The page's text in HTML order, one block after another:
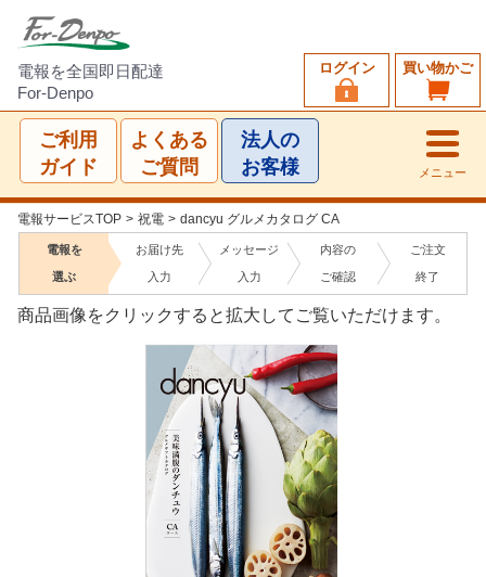
電報を全国即日配達
For-Denpo
買い物かご
ログイン
ご利用
ガイド
よくある
ご質問
法人の
お客様
メニュー
電報サービスTOP > 祝電 > dancyu グルメカタログ CA
電報を
選ぶ
お届け先
入力
メッセージ
入力
内容の
ご確認
ご注文
終了
商品画像をクリックすると拡大してご覧いただけます。